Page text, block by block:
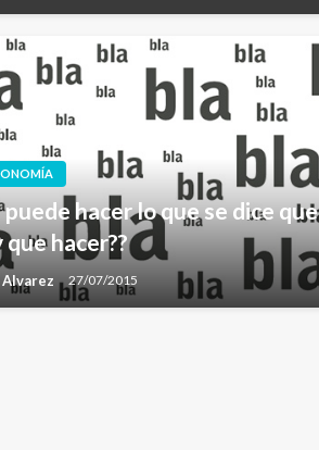
puede hacer lo que se dice que
que hacer??
Alvarez 27/07/2015